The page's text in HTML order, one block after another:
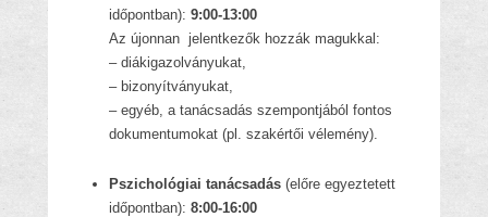
időpontban): 9:00-13:00
Az újonnan jelentkezők hozzák magukkal:
– diákigazolványukat,
– bizonyítványukat,
– egyéb, a tanácsadás szempontjából fontos
dokumentumokat (pl. szakértői vélemény).
Pszichológiai tanácsadás (előre egyeztetett
időpontban): 8:00-16:00